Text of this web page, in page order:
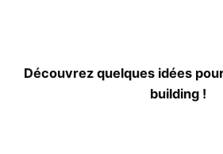
Découvrez quelques idées
building !